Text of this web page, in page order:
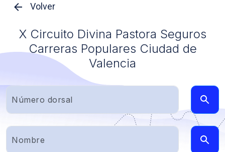
Volver
X Circuito Divina Pastora Seguros
Carreras Populares Ciudad de
Valencia